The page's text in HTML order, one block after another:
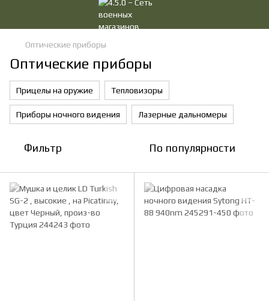
Оптические приборы
Оптические приборы
Прицелы на оружие Тепловизоры
Приборы ночного видения Лазерные дальномеры
Фильтр По популярности